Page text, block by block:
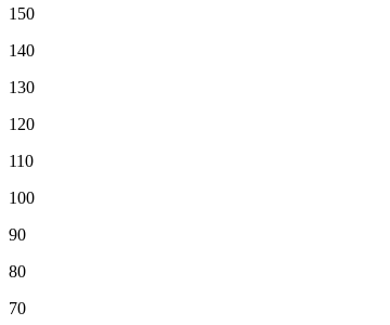
150
140
130
120
110
100
90
80
70